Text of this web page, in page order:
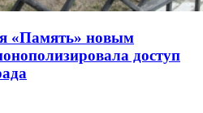
«Память» новым
доступ